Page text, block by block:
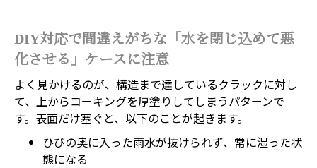
DIY対応で間違えがちな「水を閉じ込めて悪
化させる」ケースに注意
よく見かけるのが、構造まで達しているクラックに対し
て、上からコーキングを厚塗りしてしまうパターンで
す。表面だけ塞ぐと、以下のことが起きます。
ひびの奥に入った雨水が抜けられず、常に湿った状
態になる